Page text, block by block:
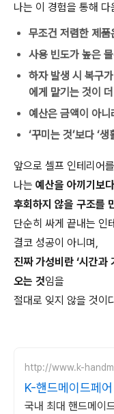
나는 이 경험을 통해
무조건 저렴한 제
사용 빈도가 높은
하자 발생 시 복구
에게 맡기는 것이
예산은 금액이 아
‘꾸미는 것’보다 ‘
앞으로 셀프 인테리어
나는 예산을 아끼기보
후회하지 않을 구조를
단순히 싸게 끝내는 인
결코 성공이 아니며,
진짜 가성비란 ‘시간과
오는 것임을
절대로 잊지 않을 것이
http://www.k-
K-핸드메이드페
간 참가비 할인
국내 최대 핸드메이